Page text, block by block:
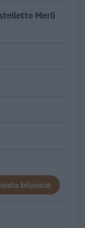
Merli
bilancio